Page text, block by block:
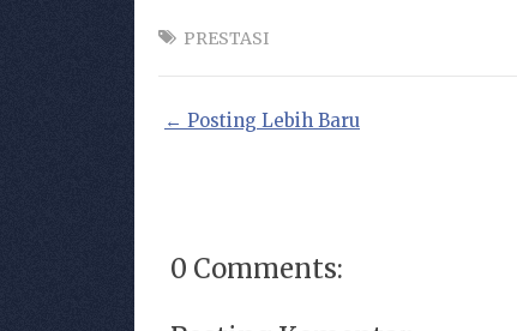
PRESTASI
← Posting Lebih Baru
0 Comments: